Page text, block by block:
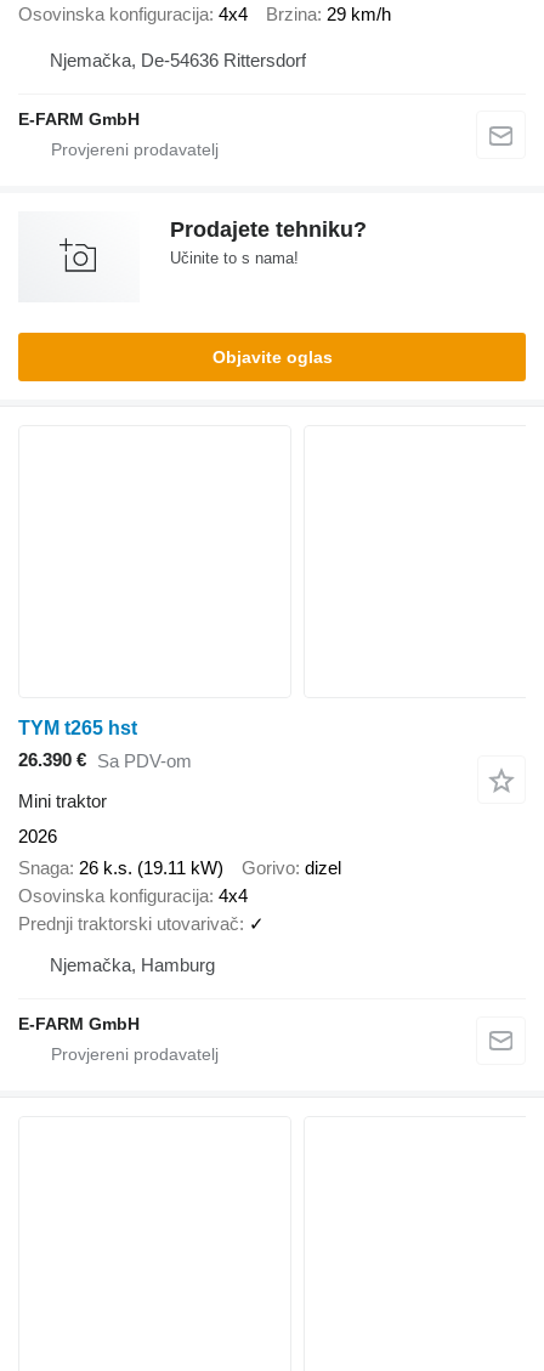
Osovinska konfiguracija 4x4 Brzina 29 km/h
Njemačka, De-54636 Rittersdorf
E-FARM GmbH
Prodajete tehniku?
Učinite to s nama!
Objavite oglas
TYM t265 hst
26.390 € Sa PDV-om
Mini traktor
2026
Snaga 26 k.s. (19.11 kW) Gorivo dizel
Osovinska konfiguracija 4x4
Prednji traktorski utovarivač
✓
Njemačka, Hamburg
E-FARM GmbH